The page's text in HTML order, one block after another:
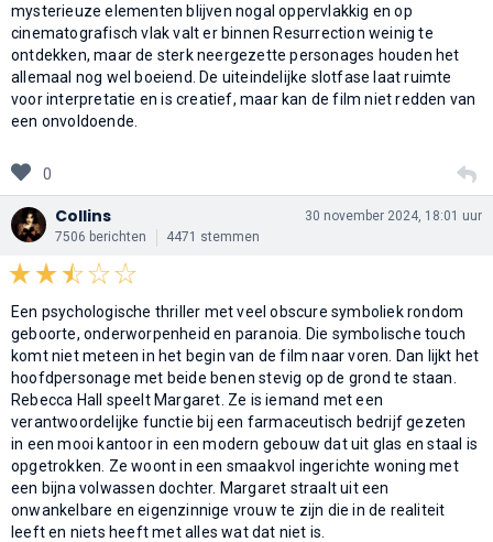
mysterieuze elementen blijven nogal oppervlakkig en op
cinematografisch vlak valt er binnen Resurrection weinig te
ontdekken, maar de sterk neergezette personages houden het
allemaal nog wel boeiend. De uiteindelijke slotfase laat ruimte
voor interpretatie en is creatief, maar kan de film niet redden van
een onvoldoende.
0
Collins
7506 berichten 4471 stemmen
30 november 2024, 18:01 uur
Een psychologische thriller met veel obscure symboliek rondom
geboorte, onderworpenheid en paranoia. Die symbolische touch
komt niet meteen in het begin van de film naar voren. Dan lijkt het
hoofdpersonage met beide benen stevig op de grond te staan.
Rebecca Hall speelt Margaret. Ze is iemand met een
verantwoordelijke functie bij een farmaceutisch bedrijf gezeten
in een mooi kantoor in een modern gebouw dat uit glas en staal is
opgetrokken. Ze woont in een smaakvol ingerichte woning met
een bijna volwassen dochter. Margaret straalt uit een
onwankelbare en eigenzinnige vrouw te zijn die in de realiteit
leeft en niets heeft met alles wat dat niet is.